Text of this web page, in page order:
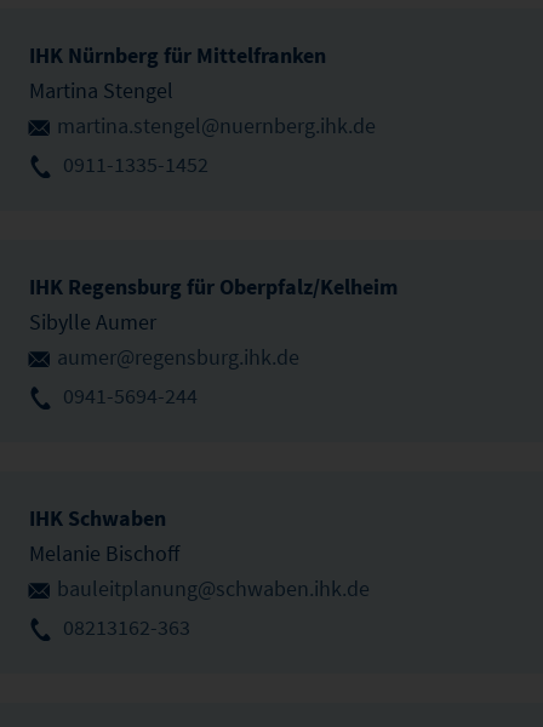
IHK Nürnberg für Mittelfranken
Martina Stengel
martina.stengel@nuernberg.ihk.de
0911-1335-1452
IHK Regensburg für Oberpfalz/Kelheim
Sibylle Aumer
aumer@regensburg.ihk.de
0941-5694-244
IHK Schwaben
Melanie Bischoff
bauleitplanung@schwaben.ihk.de
08213162-363